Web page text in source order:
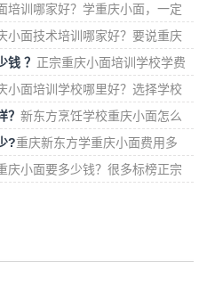
小面
培训哪家好？学重庆小面，一定
才
小面技术培训哪家好？要说重庆
重庆
钱 ？ 正宗重庆小面培训学校学费
培训学校，
小面培训学校哪里好？选择学校
新东方烹饪学校重庆小面怎么
面50强
?重庆新东方学重庆小面费用多
面费
庆小面要多少钱？很多标榜正宗